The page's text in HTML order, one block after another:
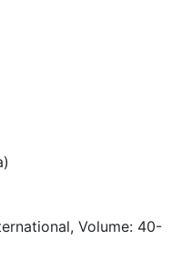
Volume: 40-